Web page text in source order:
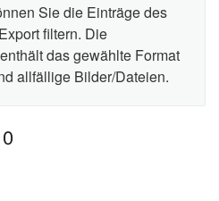
Sie die Einträge des
filtern. Die
das gewählte Format
allfällige Bilder/Dateien.